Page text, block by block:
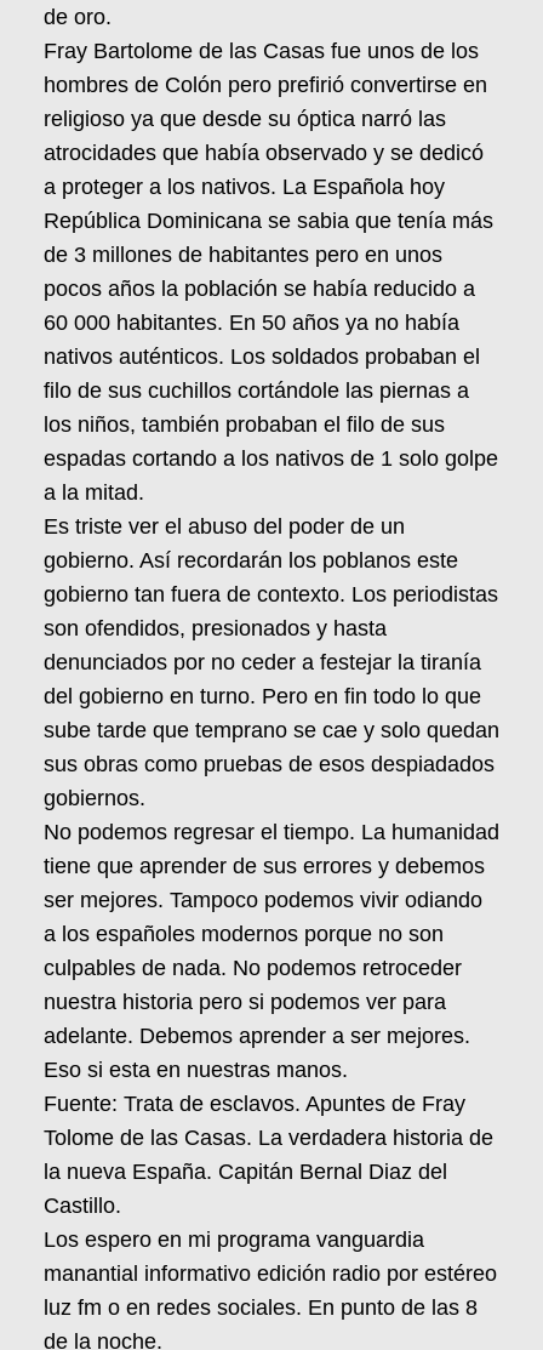
de oro.
Fray Bartolome de las Casas fue unos de los
hombres de Colón pero prefirió convertirse en
religioso ya que desde su óptica narró las
atrocidades que había observado y se dedicó
a proteger a los nativos. La Española hoy
República Dominicana se sabia que tenía más
de 3 millones de habitantes pero en unos
pocos años la población se había reducido a
60 000 habitantes. En 50 años ya no había
nativos auténticos. Los soldados probaban el
filo de sus cuchillos cortándole las piernas a
los niños, también probaban el filo de sus
espadas cortando a los nativos de 1 solo golpe
a la mitad.
Es triste ver el abuso del poder de un
gobierno. Así recordarán los poblanos este
gobierno tan fuera de contexto. Los periodistas
son ofendidos, presionados y hasta
denunciados por no ceder a festejar la tiranía
del gobierno en turno. Pero en fin todo lo que
sube tarde que temprano se cae y solo quedan
sus obras como pruebas de esos despiadados
gobiernos.
No podemos regresar el tiempo. La humanidad
tiene que aprender de sus errores y debemos
ser mejores. Tampoco podemos vivir odiando
a los españoles modernos porque no son
culpables de nada. No podemos retroceder
nuestra historia pero si podemos ver para
adelante. Debemos aprender a ser mejores.
Eso si esta en nuestras manos.
Fuente: Trata de esclavos. Apuntes de Fray
Tolome de las Casas. La verdadera historia de
la nueva España. Capitán Bernal Diaz del
Castillo.
Los espero en mi programa vanguardia
manantial informativo edición radio por estéreo
luz fm o en redes sociales. En punto de las 8
de la noche.